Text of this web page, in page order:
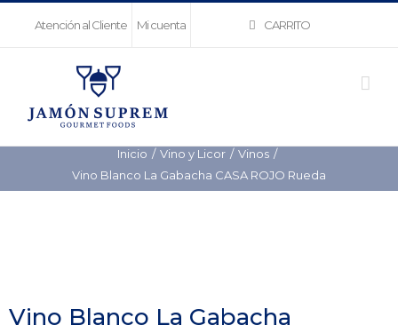
Atención al Cliente Mi cuenta CARRITO
Inicio Vino y Licor
Vinos
Vino Blanco La Gabacha CASA ROJO Rueda
Vino Blanco La Gabacha